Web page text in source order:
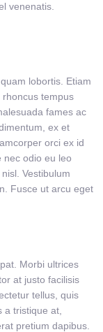
venenatis.
lobortis. Etiam
tempus
fames ac
ex et
orci ex id
nec odio eu leo
Vestibulum
Fusce ut arcu eget
Morbi ultrices
at justo facilisis
tellus, quis
tristique at,
pretium dapibus.